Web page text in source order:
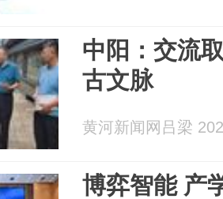
中阳：交流
古文脉
黄河新闻网吕梁
博弈智能 产